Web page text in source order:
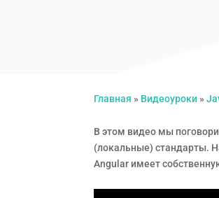
Главная » Видеоуроки »
В этом видео мы
(локальные) стандарты.
Angular имеет